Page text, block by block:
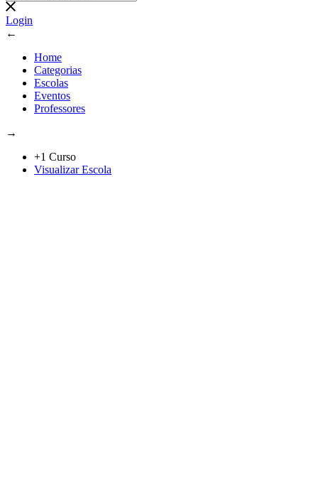
Login
←
Home
Categorias
Escolas
Eventos
Professores
→
+1 Curso
Visualizar Escola